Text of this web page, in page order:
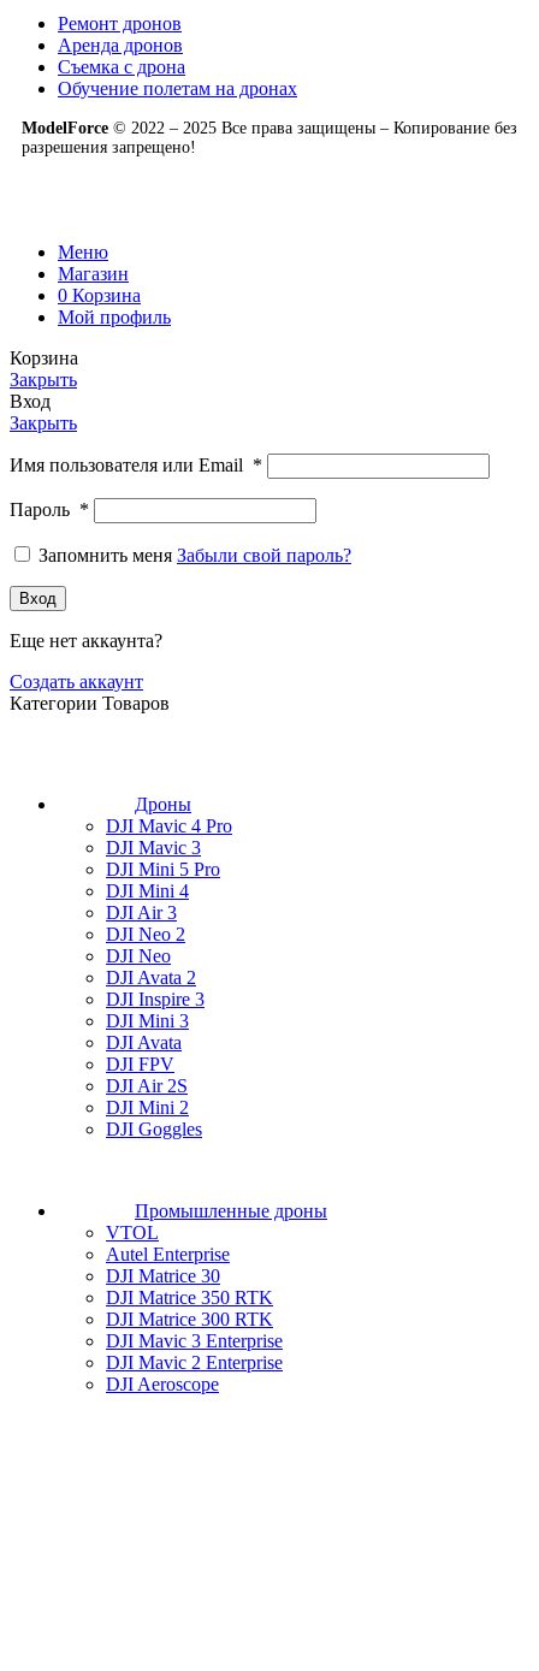
Ремонт дронов
Аренда дронов
Съемка с дрона
Обучение полетам на дронах
ModelForce © 2022 – 2025 Все права защищены – Копирование без
разрешения запрещено!
Меню
Магазин
0 Корзина
Мой профиль
Корзина
Закрыть
Вход
Закрыть
Имя пользователя или Email *
Пароль *
Запомнить меня Забыли свой пароль?
Вход
Еще нет аккаунта?
Создать аккаунт
Категории Товаров
Дроны
DJI Mavic 4 Pro
DJI Mavic 3
DJI Mini 5 Pro
DJI Mini 4
DJI Air 3
DJI Neo 2
DJI Neo
DJI Avata 2
DJI Inspire 3
DJI Mini 3
DJI Avata
DJI FPV
DJI Air 2S
DJI Mini 2
DJI Goggles
Промышленные дроны
VTOL
Autel Enterprise
DJI Matrice 30
DJI Matrice 350 RTK
DJI Matrice 300 RTK
DJI Mavic 3 Enterprise
DJI Mavic 2 Enterprise
DJI Aeroscope